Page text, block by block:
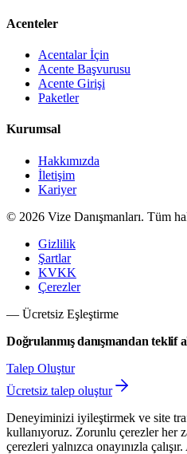
Acenteler
Acentalar İçin
Acente Başvurusu
Acente Girişi
Paketler
Kurumsal
Hakkımızda
İletişim
Kariyer
© 2026 Vize Danışmanları. Tüm
Gizlilik
Şartlar
KVKK
Çerezler
— Ücretsiz Eşleştirme
Doğrulanmış danışmandan teklif
Talep Oluştur
Ücretsiz talep oluştur
Deneyiminizi iyileştirmek ve site
kullanıyoruz. Zorunlu çerezler her
çerezleri yalnızca onayınızla